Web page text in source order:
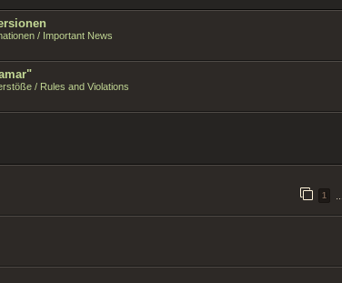
/ Important News
/ Rules and Violations
1